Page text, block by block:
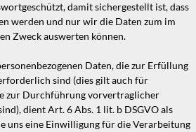
damit sichergestellt ist, dass
werden und nur wir die Daten zum im
Zweck auswerten können.
Daten, die zur Erfüllung
sind (dies gilt auch für
zur Durchführung vorvertraglicher
dient Art. 6 Abs. 1 lit. b DSGVO als
uns eine Einwilligung für die Verarbeitung